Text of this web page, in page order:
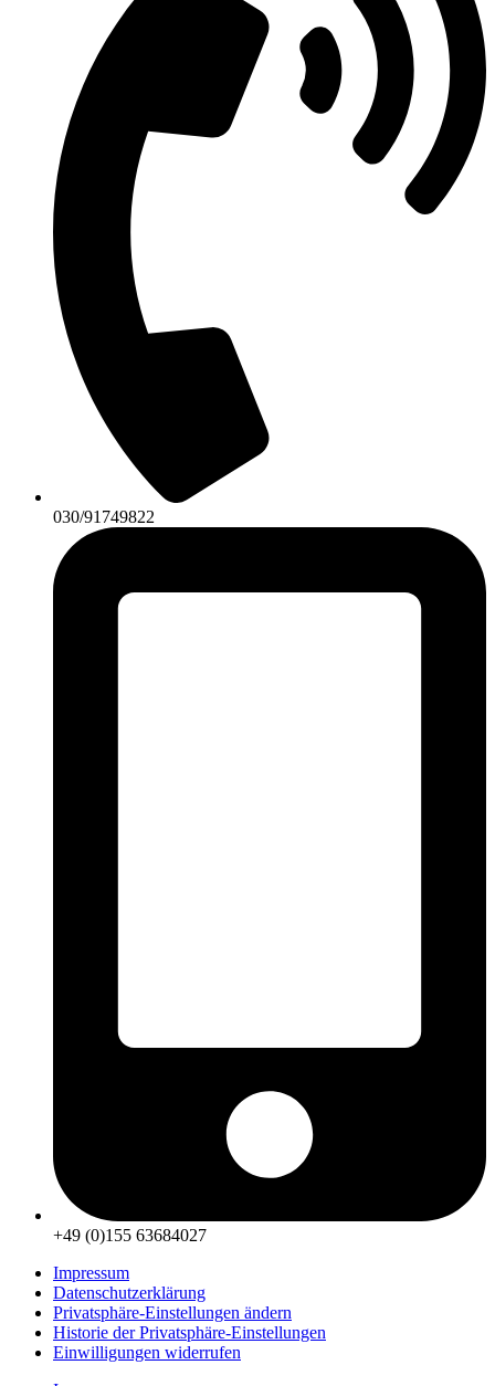
030/91749822
+49 (0)155 63684027
Impressum
Datenschutzerklärung
Privatsphäre-Einstellungen ändern
Historie der Privatsphäre-Einstellungen
Einwilligungen widerrufen